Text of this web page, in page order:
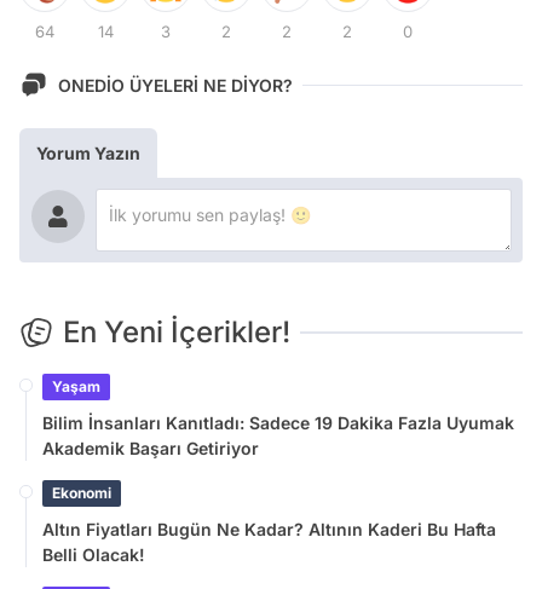
64 14 3 2 2 2 0
ONEDİO ÜYELERİ NE DİYOR?
Yorum Yazın
En Yeni İçerikler!
Yaşam
Bilim İnsanları Kanıtladı: Sadece 19 Dakika Fazla Uyumak
Akademik Başarı Getiriyor
Ekonomi
Altın Fiyatları Bugün Ne Kadar? Altının Kaderi Bu Hafta
Belli Olacak!